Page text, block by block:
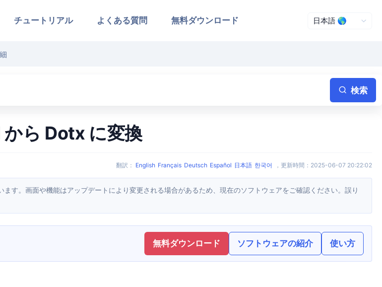
チュートリアル よくある質問 無料ダウンロード
検索
から Dotx に変換
翻訳 ： English Français Deutsch Español 日本語 한국어 ， 更新時間 ： 2025-06-07 20:22:02
無料ダウンロード ソフトウェアの紹介 使い方